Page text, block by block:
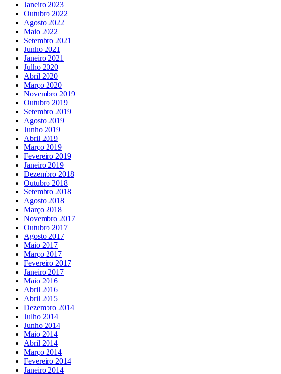
Janeiro 2023
Outubro 2022
Agosto 2022
Maio 2022
Setembro 2021
Junho 2021
Janeiro 2021
Julho 2020
Abril 2020
Março 2020
Novembro 2019
Outubro 2019
Setembro 2019
Agosto 2019
Junho 2019
Abril 2019
Março 2019
Fevereiro 2019
Janeiro 2019
Dezembro 2018
Outubro 2018
Setembro 2018
Agosto 2018
Março 2018
Novembro 2017
Outubro 2017
Agosto 2017
Maio 2017
Março 2017
Fevereiro 2017
Janeiro 2017
Maio 2016
Abril 2016
Abril 2015
Dezembro 2014
Julho 2014
Junho 2014
Maio 2014
Abril 2014
Março 2014
Fevereiro 2014
Janeiro 2014